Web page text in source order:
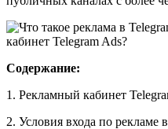
Содержание:
1. Рекламный кабинет
2. Условия входа по рекламе